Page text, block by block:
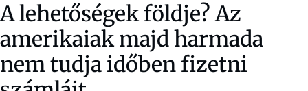
A lehetőségek földje? Az
amerikaiak majd harmada
nem tudja időben fizetni